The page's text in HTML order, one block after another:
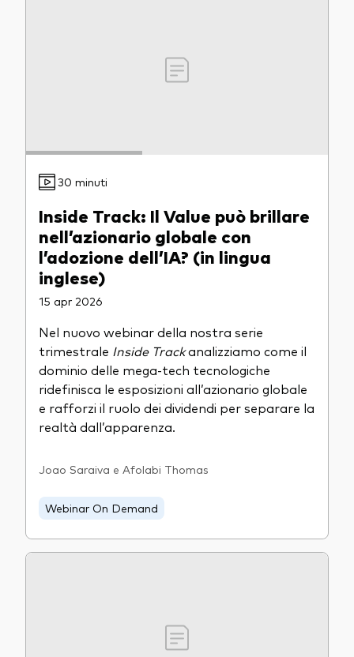
30 minuti
Inside Track: Il Value può brillare
nell’azionario globale con
l’adozione dell’IA? (in lingua
inglese)
15 apr 2026
Nel nuovo webinar della nostra serie
trimestrale Inside Trackanalizziamo come il
dominio delle mega-tech tecnologiche
ridefinisca le esposizioni all’azionario globale
e rafforzi il ruolo dei dividendi per separare la
realtà dall’apparenza.
Joao Saraiva e Afolabi Thomas
Webinar On Demand